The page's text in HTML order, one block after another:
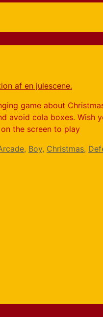
game about
avoid cola boxes. Wish
the screen to play
, Boy, Christmas,